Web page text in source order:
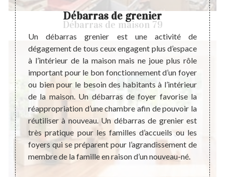
Débarras de maison 79
lieu
le
de
: le
ou
soit
un
Débarras de grenier
Un débarras grenier est une activité de
dégagement de tous ceux engagent plus d’espace
à l’intérieur de la maison mais ne joue plus rôle
important pour le bon fonctionnement d’un foyer
ou bien pour le besoin des habitants à l’intérieur
de la maison. Un débarras de foyer favorise la
réappropriation d’une chambre afin de pouvoir la
réutiliser à nouveau. Un débarras de grenier est
très pratique pour les familles d’accueils ou les
foyers qui se préparent pour l’agrandissement de
membre de la famille en raison d’un nouveau-né.
ou
si